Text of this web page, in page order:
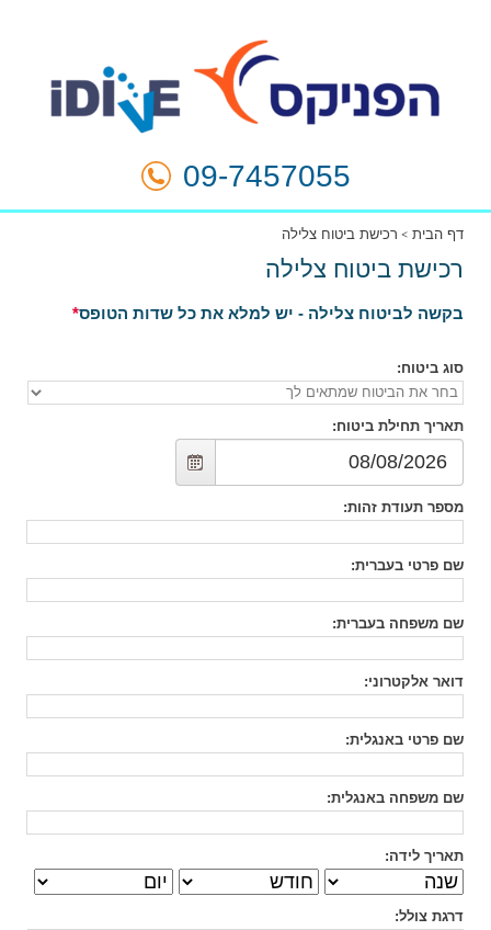
09-7457055
דף הבית רכישת ביטוח צלילה
רכישת ביטוח צלילה
בקשה לביטוח צלילה - יש למלא את כל שדות הטופס
סוג ביטוח:
תאריך תחילת ביטוח:
מספר תעודת זהות:
שם פרטי בעברית:
שם משפחה בעברית:
דואר אלקטרוני:
שם פרטי באנגלית:
שם משפחה באנגלית:
תאריך לידה:
דרגת צולל: